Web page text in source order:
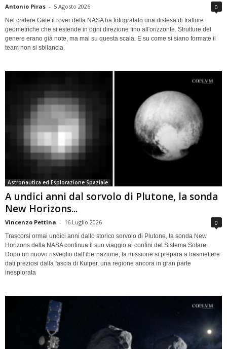
Antonio Piras - 5 Agosto 2026 0
Nel cratere Gale il rover della NASA ha fotografato una distesa di fratture
geometriche che si estende in ogni direzione fino all'orizzonte. Strutture del
genere erano già note, ma mai su questa scala. E su come si siano formate il
team non si sbilancia.
Astronautica ed Esplorazione Spaziale
A undici anni dal sorvolo di Plutone, la sonda
New Horizons...
Vincenzo Pettina - 16 Luglio 2026 0
Trascorsi ormai undici anni dallo storico sorvolo di Plutone, la sonda New
Horizons della NASA continua il suo viaggio ai confini del Sistema Solare.
Dopo un nuovo risveglio dall’ibernazione, la missione si prepara a trasmettere
dati preziosi dalla fascia di Kuiper, una regione ancora in gran parte
inesplorata